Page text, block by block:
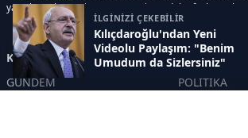
İLGİNİZİ ÇEKEBİLİR
Kılıçdaroğlu'ndan Yeni
Videolu Paylaşım: "Benim
Umudum da Sizlersiniz"
yayınları, ekonomi, spor, magazin ve daha fazlası tek
Kategoriler
GÜNDEM
POLİTİKA